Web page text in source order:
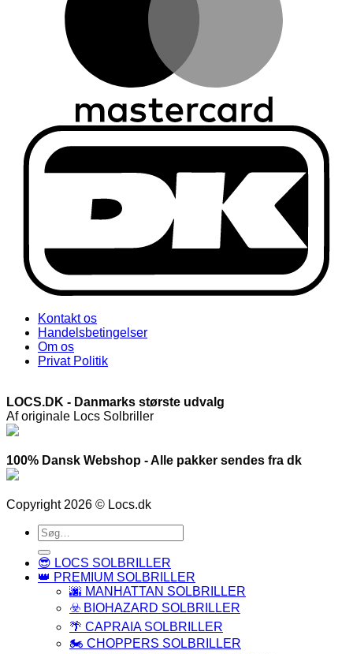
Kontakt os
Handelsbetingelser
Om os
Privat Politik
LOCS.DK - Danmarks største udvalg
Af originale Locs Solbriller
100% Dansk Webshop - Alle pakker sendes fra dk
Copyright 2026 © Locs.dk
Søg
efter:
😎 LOCS SOLBRILLER
👑 PREMIUM SOLBRILLER
🌆 MANHATTAN SOLBRILLER
☣️ BIOHAZARD SOLBRILLER
🌴 CAPRAIA SOLBRILLER
🏍️ CHOPPERS SOLBRILLER